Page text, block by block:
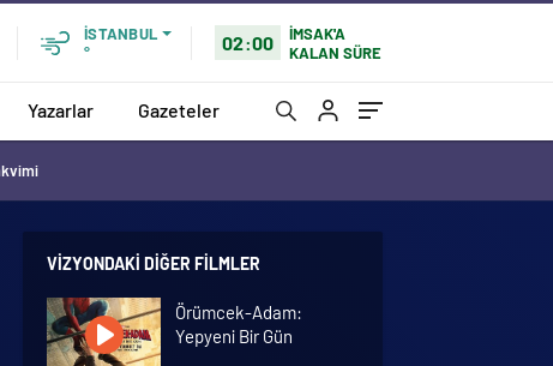
İSTANBUL
°
02:00
İMSAK'A
KALAN SÜRE
Yazarlar Gazeteler
VIZYONDAKI DIĞER FILMLER
Örümcek-Adam:
Yepyeni Bir Gün